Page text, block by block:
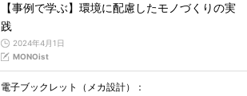
【事例で学ぶ】環境に配慮したモノづくりの実
践
2024年4月1日
MONOist
電子ブックレット（メカ設計）：